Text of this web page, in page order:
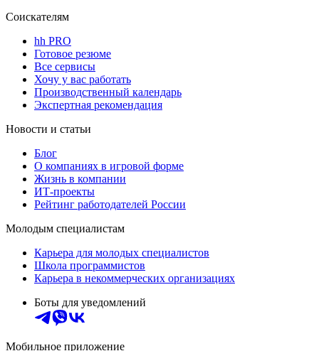
Соискателям
hh PRO
Готовое резюме
Все сервисы
Хочу у вас работать
Производственный календарь
Экспертная рекомендация
Новости и статьи
Блог
О компаниях в игровой форме
Жизнь в компании
ИТ-проекты
Рейтинг работодателей России
Молодым специалистам
Карьера для молодых специалистов
Школа программистов
Карьера в некоммерческих организациях
Боты для уведомлений
Мобильное приложение